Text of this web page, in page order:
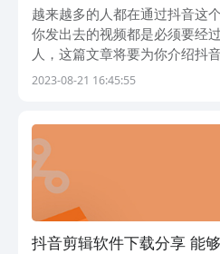
越来越多的人都在通过抖音这
你发出去的视频都是必须要经
人，这篇文章将要为你介绍抖
助大家使用这些软件来剪辑视
软...
2023-08-21 16:45:55
抖音剪辑软件下载分享 能